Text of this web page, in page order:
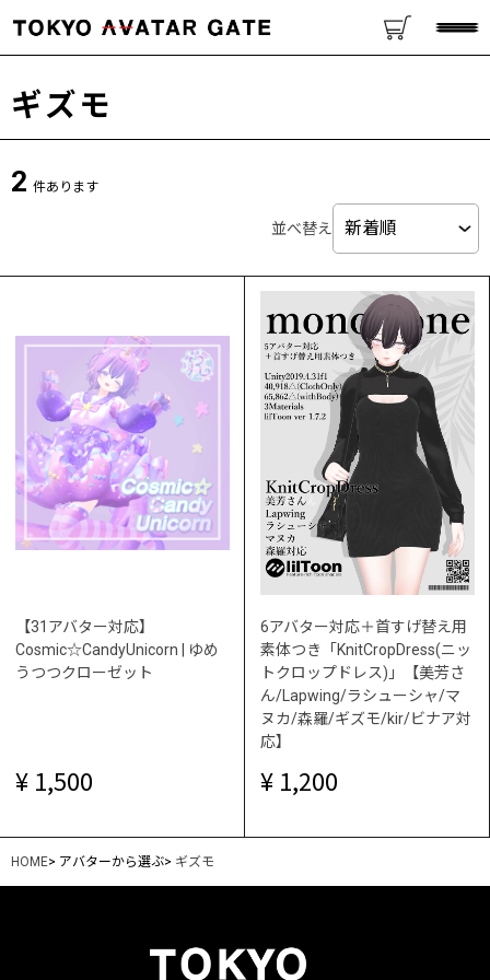
ギズモ
2 件あります
並べ替え
【31アバター対応】
Cosmic☆CandyUnicorn | ゆめ
うつつクローゼット
1,500
6アバター対応＋首すげ替え用
素体つき「KnitCropDress(ニッ
トクロップドレス)」【美芳さ
ん/Lapwing/ラシューシャ/マ
ヌカ/森羅/ギズモ/kir/ビナア対
応】
1,200
HOME> アバターから選ぶ> ギズモ